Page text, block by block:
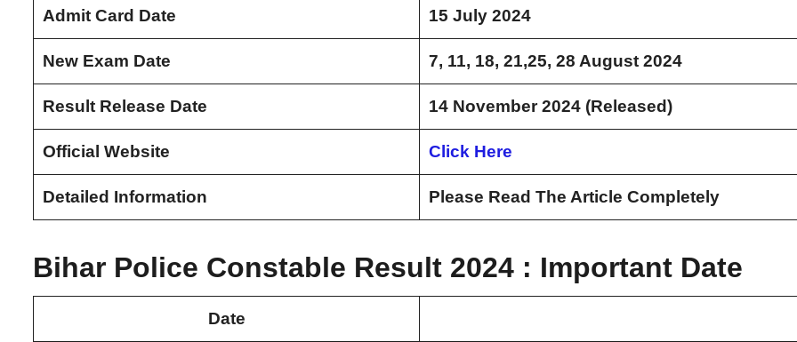
Admit Card Date 15 July 2024
New Exam Date 7, 11, 18, 21,25, 28 August 2024
Result Release Date 14 November 2024 (Released)
Official Website Click Here
Detailed Information Please Read The Article Completely
Bihar Police Constable Result 2024 : Important Date
Date